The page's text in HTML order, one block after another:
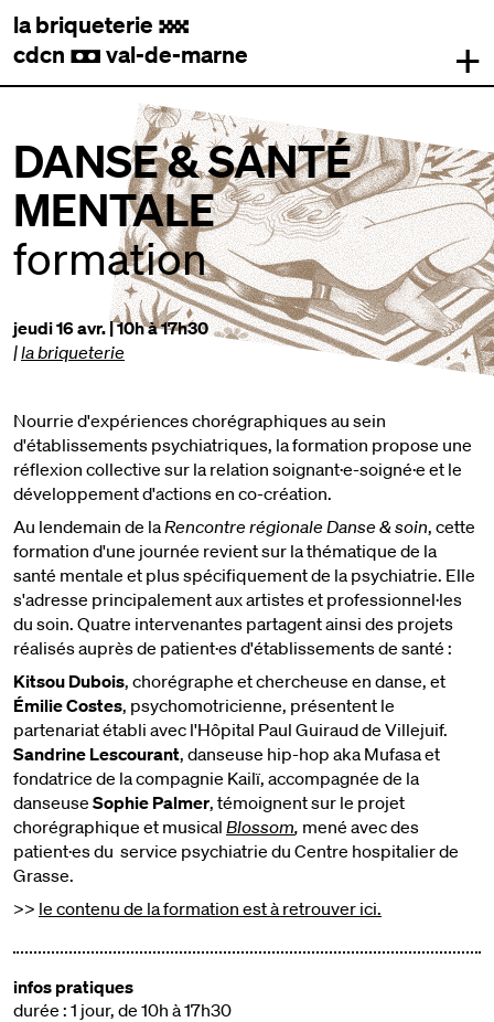
la briqueterie .
cdcn , val-de-marne +
DANSE & SANTÉ
MENTALE
formation
jeudi 16 avr. | 10h à 17h30
|la briqueterie
Nourrie d'expériences chorégraphiques au sein
d'établissements psychiatriques, la formation propose une
réflexion collective sur la relation soignant·e-soigné·e et le
développement d'actions en co-création.
Au lendemain de laRencontre régionale Danse & soin, cette
formation d'une journée revient sur la thématique de la
santé mentale et plus spécifiquement de la psychiatrie. Elle
s'adresse principalement aux artistes et professionnel·les
du soin. Quatre intervenantes partagent ainsi des projets
réalisés auprès de patient·es d'établissements de santé :
Kitsou Dubois, chorégraphe et chercheuse en danse, et
Émilie Costes, psychomotricienne, présentent le
partenariat établi avec l'Hôpital Paul Guiraud de Villejuif.
Sandrine Lescourant, danseuse hip-hop aka Mufasa et
fondatrice de la compagnie Kailï, accompagnée de la
danseuse Sophie Palmer, témoignent sur le projet
chorégraphique et musical Blossom, mené avec des
patient·es du service psychiatrie du Centre hospitalier de
Grasse.
>> le contenu de la formation est à retrouver ici.
infos pratiques
durée : 1 jour, de 10h à 17h30